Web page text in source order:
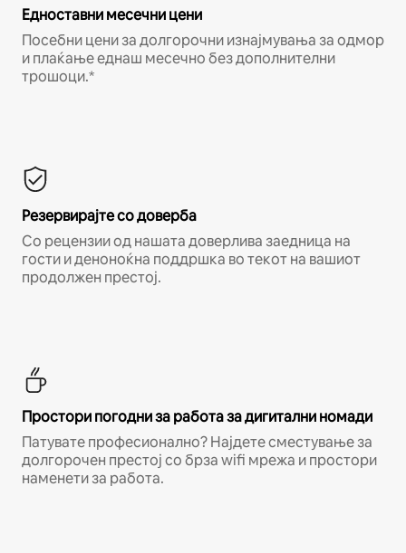
Едноставни месечни цени
Посебни цени за долгорочни изнајмувања за одмор
и плаќање еднаш месечно без дополнителни
трошоци.*
Резервирајте со доверба
Со рецензии од нашата доверлива заедница на
гости и деноноќна поддршка во текот на вашиот
продолжен престој.
Простори погодни за работа за дигитални номади
Патувате професионално? Најдете сместување за
долгорочен престој со брза wifi мрежа и простори
наменети за работа.